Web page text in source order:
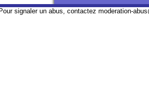
Pour signaler un abus, contactez moderation-